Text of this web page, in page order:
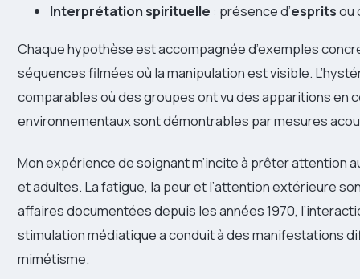
Interprétation spirituelle : présence d’espritsou
Chaque hypothèse est accompagnée d’exemples
séquences filmées où la manipulation est visible.
comparables où des groupes ont vu des apparitions en
environnementaux sont démontrables par mesures
Mon expérience de soignant m’incite à prêter attention
et adultes. La fatigue, la peur et l’attention extérieure
affaires documentées depuis les années 1970,
stimulation médiatique a conduit à des manifestations
mimétisme.